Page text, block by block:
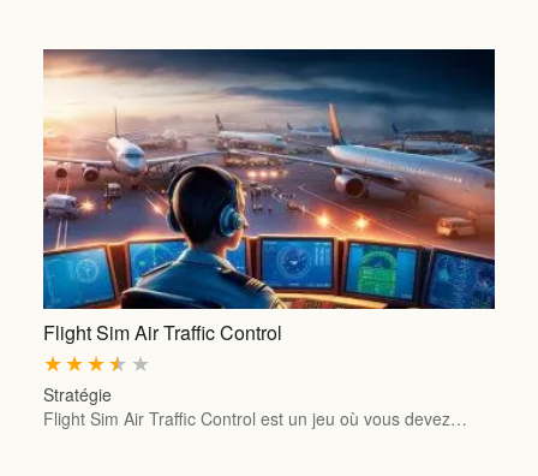
Flight Sim Air Traffic Control
★
★
★
★
★
Stratégie
Flight Sim Air Traffic Control est un jeu où vous devez…